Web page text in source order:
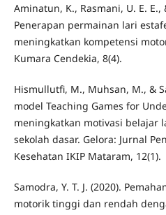
Aminatun, K., Rasmani, U. E.
Penerapan permainan lari
meningkatkan kompetensi
Kumara Cendekia, 8(4).
Hismullutfi, M., Muhsan, M., &
model Teaching Games for
meningkatkan motivasi belajar
sekolah dasar. Gelora: Jurnal
Kesehatan IKIP Mataram, 12(1).
Samodra, Y. T. J. (2020).
motorik tinggi dan rendah